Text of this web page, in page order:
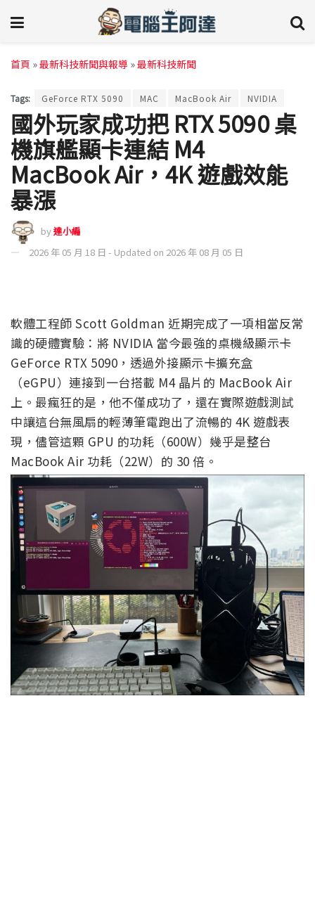
首頁 »最新科技新聞與報導 »最新科技新聞
Tags: GeForce RTX 5090 MAC MacBook Air NVIDIA
國外玩家成功把 RTX 5090 桌
機旗艦顯卡連結 M4
MacBook Air，4K 遊戲效能
暴漲
by達小編
2026 年 05 月 18 日 - Updated on 2026 年 08 月 05 日
軟體工程師 Scott Goldman 近期完成了一項相當反常
識的硬體實驗：將 NVIDIA 當今最強的桌機級顯示卡
GeForce RTX 5090，透過外接顯示卡擴充盒
（eGPU）連接到一台搭載 M4 晶片的 MacBook Air
上。最瘋狂的是，他不僅成功了，還在實際遊戲測試
中讓這台無風扇的輕薄筆電跑出了流暢的 4K 遊戲表
現，儘管這顆 GPU 的功耗（600W）幾乎是整台
MacBook Air 功耗（22W）的 30 倍。